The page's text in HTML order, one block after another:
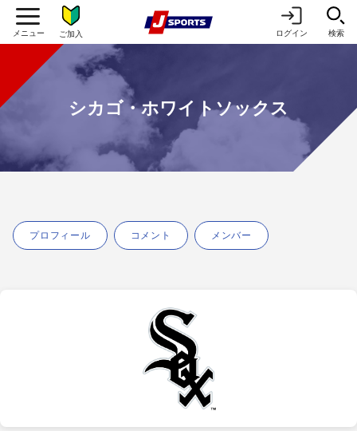
ご加入 ログイン 検索
シカゴ・ホワイトソックス
プロフィール コメント メンバー